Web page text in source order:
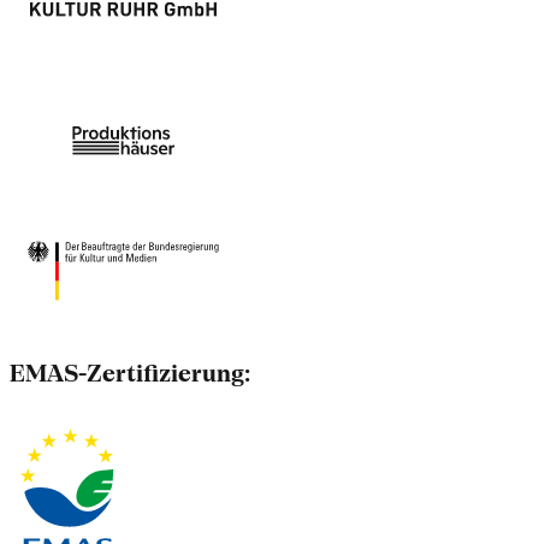
EMAS-Zertifizierung: